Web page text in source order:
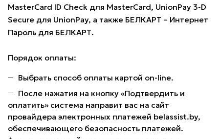
MasterCard ID Check для MasterCard, UnionPay 3-D
Secure для UnionPay, а также БЕЛКАРТ – Интернет
Пароль для БЕЛКАРТ.
Порядок оплаты:
Выбрать способ оплаты картой on-line.
После нажатия на кнопку «Подтвердить и
оплатить» система направит вас на сайт
провайдера электронных платежей belassist.by,
обеспечивающего безопасность платежей.